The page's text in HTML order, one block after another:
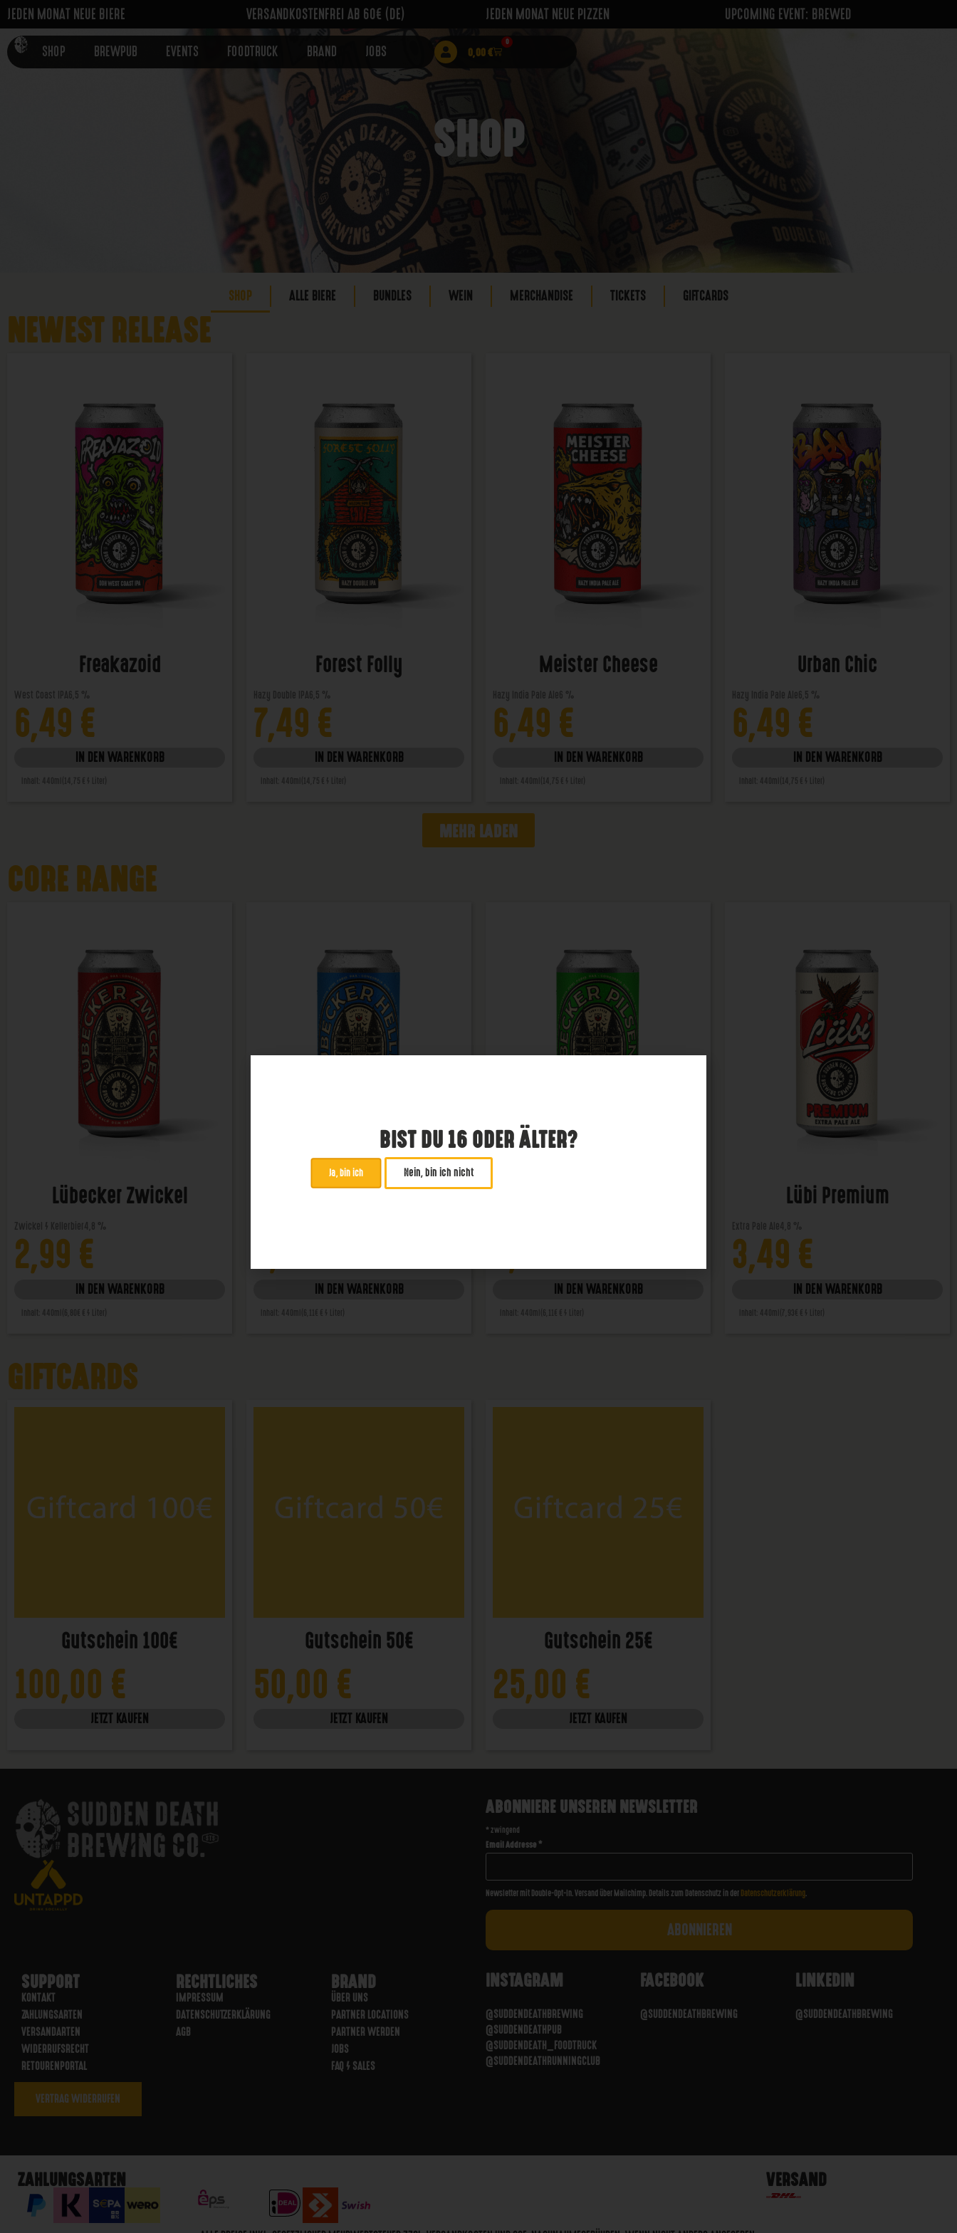
JEDEN MONAT NEUE BIERE VERSANDKOSTENFREI AB 60€ (DE) JEDEN MONAT NEUE PIZZEN UPCOMING EVENT: BREWED
SHOP BREWPUB EVENTS FOODTRUCK BRAND JOBS 0,00€
0
SHOP
SHOP ALLE BIERE BUNDLES WEIN MERCHANDISE TICKETS GIFTCARDS
NEWEST RELEASE
Freakazoid
6,49 €
IN DEN WARENKORB
Forest Folly
7,49 €
IN DEN WARENKORB
Meister Cheese
6,49 €
IN DEN WARENKORB
Urban Chic
6,49 €
IN DEN WARENKORB
MEHR LADEN
CORE RANGE
Lübecker Zwickel
2,99 €
IN DEN WARENKORB
Lübecker Helles
IN DEN WARENKORB IN DEN WARENKORB
Lübi Premium
3,49 €
IN DEN WARENKORB
GIFTCARDS
Gutschein 100€
100,00 €
JETZT KAUFEN
Gutschein 50€
50,00 €
JETZT KAUFEN
Gutschein 25€
25,00 €
JETZT KAUFEN
ABONNIERE UNSEREN NEWSLETTER
* zwingend
Email Addresse*
Newsletter mit Double-Opt-In. Versand über Mailchimp. Details zum Datenschutz in der Datenschutzerklärung.
SUPPORT
KONTAKT
ZAHLUNGSARTEN
VERSANDARTEN
WIDERRUFSRECHT
RETOURENPORTAL
RECHTLICHES
IMPRESSUM
DATENSCHUTZERKLÄRUNG
AGB
BRAND
ÜBER UNS
PARTNER LOCATIONS
PARTNER WERDEN
JOBS
FAQ / SALES
INSTAGRAM
@SUDDENDEATHBREWING
@SUDDENDEATHPUB
@SUDDENDEATH_FOODTRUCK
@SUDDENDEATHRUNNINGCLUB
FACEBOOK
@SUDDENDEATHBREWING
LINKEDIN
@SUDDENDEATHBREWING
VERTRAG WIDERRUFEN
ZAHLUNGSARTEN VERSAND
BIST DU 16 ODER ÄLTER?
Ja, bin ich Nein, bin ich nicht